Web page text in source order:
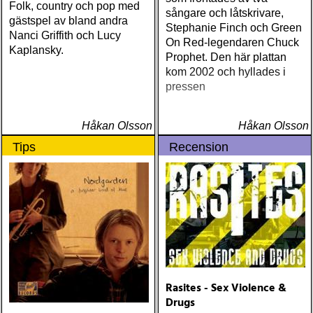
Folk, country och pop med
gästspel av bland andra
Nanci Griffith och Lucy
Kaplansky.
Håkan Olsson
sångare och låtskrivare,
Stephanie Finch och Green
On Red-legendaren Chuck
Prophet. Den här plattan
kom 2002 och hyllades i
pressen
Håkan Olsson
Tips Recension
Rasites - Sex Violence &
Drugs